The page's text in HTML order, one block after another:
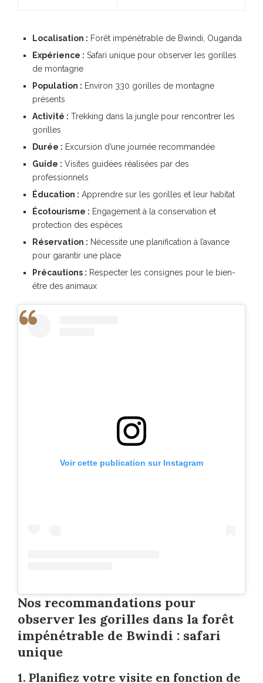
Localisation : Forêt impénétrable de Bwindi, Ouganda
Expérience : Safari unique pour observer les gorilles
de montagne
Population : Environ 330 gorilles de montagne
présents
Activité : Trekking dans la jungle pour rencontrer les
gorilles
Durée : Excursion d’une journée recommandée
Guide : Visites guidées réalisées par des
professionnels
Éducation : Apprendre sur les gorilles et leur habitat
Écotourisme : Engagement à la conservation et
protection des espèces
Réservation : Nécessite une planification à l’avance
pour garantir une place
Précautions : Respecter les consignes pour le bien-
être des animaux
Voir cette publication sur Instagram
Nos recommandations pour
observer les gorilles dans la forêt
impénétrable de Bwindi : safari
unique
1. Planifiez votre visite en fonction de